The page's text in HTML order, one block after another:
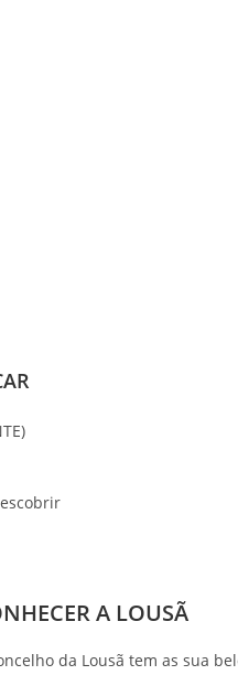
A LOUSÃ
da Lousã tem as sua